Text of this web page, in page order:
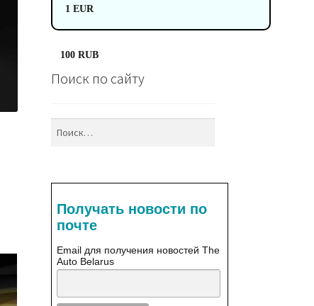
1 EUR
100 RUB
Поиск по сайту
Получать новости по
почте
Email для получения новостей The
Auto Belarus